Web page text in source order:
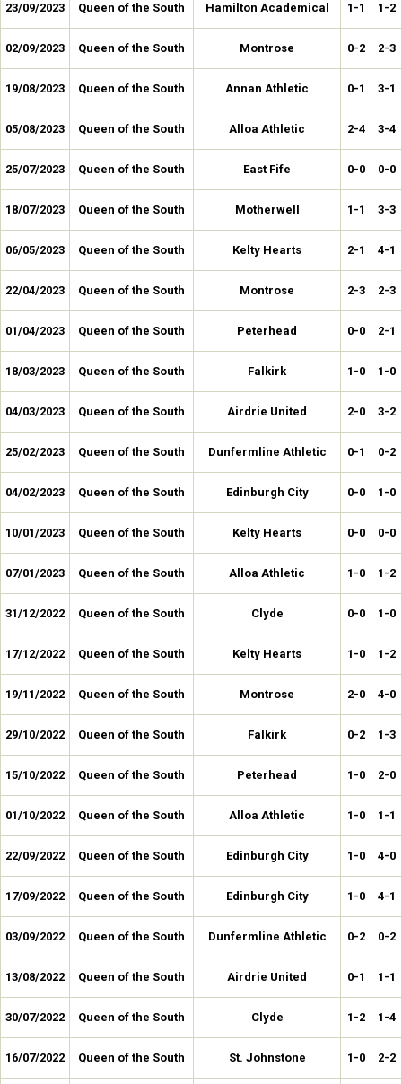
23/09/2023 Queen of the South Hamilton Academical 1-1 1-2
02/09/2023 Queen of the South Montrose 0-2 2-3
19/08/2023 Queen of the South Annan Athletic 0-1 3-1
05/08/2023 Queen of the South Alloa Athletic 2-4 3-4
25/07/2023 Queen of the South East Fife 0-0 0-0
18/07/2023 Queen of the South Motherwell 1-1 3-3
06/05/2023 Queen of the South Kelty Hearts 2-1 4-1
22/04/2023 Queen of the South Montrose 2-3 2-3
01/04/2023 Queen of the South Peterhead 0-0 2-1
18/03/2023 Queen of the South Falkirk 1-0 1-0
04/03/2023 Queen of the South Airdrie United 2-0 3-2
25/02/2023 Queen of the South Dunfermline Athletic 0-1 0-2
04/02/2023 Queen of the South Edinburgh City 0-0 1-0
10/01/2023 Queen of the South Kelty Hearts 0-0 0-0
07/01/2023 Queen of the South Alloa Athletic 1-0 1-2
31/12/2022 Queen of the South Clyde 0-0 1-0
17/12/2022 Queen of the South Kelty Hearts 1-0 1-2
19/11/2022 Queen of the South Montrose 2-0 4-0
29/10/2022 Queen of the South Falkirk 0-2 1-3
15/10/2022 Queen of the South Peterhead 1-0 2-0
01/10/2022 Queen of the South Alloa Athletic 1-0 1-1
22/09/2022 Queen of the South Edinburgh City 1-0 4-0
17/09/2022 Queen of the South Edinburgh City 1-0 4-1
03/09/2022 Queen of the South Dunfermline Athletic 0-2 0-2
13/08/2022 Queen of the South Airdrie United 0-1 1-1
30/07/2022 Queen of the South Clyde 1-2 1-4
16/07/2022 Queen of the South St. Johnstone 1-0 2-2